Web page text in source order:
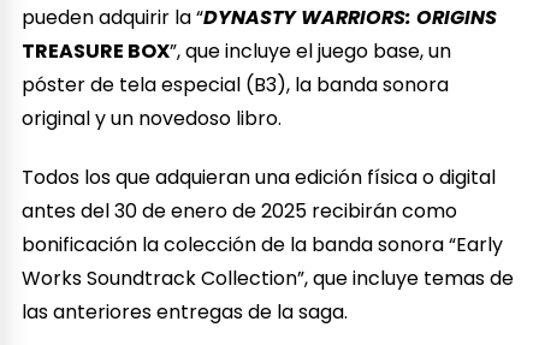
pueden adquirir la “DYNASTY WARRIORS: ORIGINS
TREASURE BOX”, que incluye el juego base, un
póster de tela especial (B3), la banda sonora
original y un novedoso libro.
Todos los que adquieran una edición física o digital
antes del 30 de enero de 2025 recibirán como
bonificación la colección de la banda sonora “Early
Works Soundtrack Collection”, que incluye temas de
las anteriores entregas de la saga.